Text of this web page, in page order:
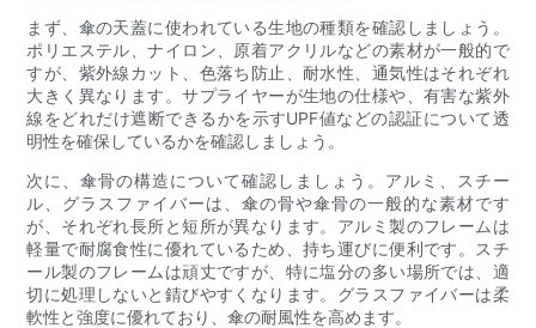
まず、傘の天蓋に使われている生地の種類を確認しましょう。
ポリエステル、ナイロン、原着アクリルなどの素材が一般的で
すが、紫外線カット、色落ち防止、耐水性、通気性はそれぞれ
大きく異なります。サプライヤーが生地の仕様や、有害な紫外
線をどれだけ遮断できるかを示すUPF値などの認証について透
明性を確保しているかを確認しましょう。
次に、傘骨の構造について確認しましょう。アルミ、スチー
ル、グラスファイバーは、傘の骨や傘骨の一般的な素材です
が、それぞれ長所と短所が異なります。アルミ製のフレームは
軽量で耐腐食性に優れているため、持ち運びに便利です。スチ
ール製のフレームは頑丈ですが、特に塩分の多い場所では、適
切に処理しないと錆びやすくなります。グラスファイバーは柔
軟性と強度に優れており、傘の耐風性を高めます。